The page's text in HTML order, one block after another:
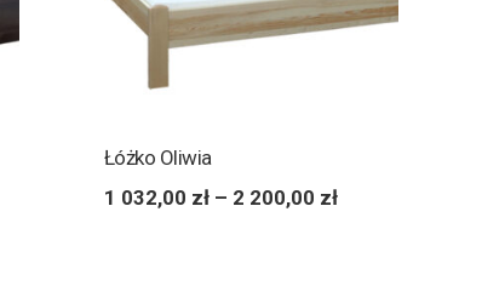
Łóżko Oliwia
1 032,00 zł – 2 200,00 zł